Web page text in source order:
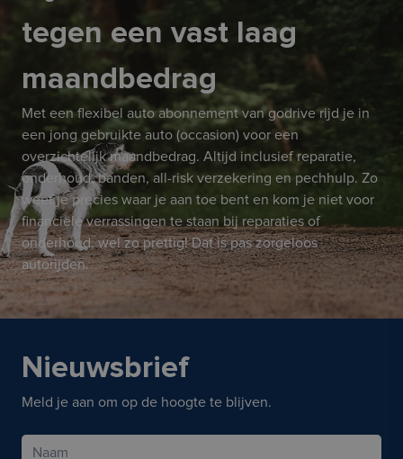
tegen een vast laag
maandbedrag
Met een flexibel auto abonnement van godrive rijd je in
een jong gebruikte auto (occasion) voor een
overzichtelijk maandbedrag. Altijd inclusief reparatie,
onderhoud, banden, all-risk verzekering en pechhulp. Zo
weet je precies waar je aan toe bent en kom je niet voor
financiële verrassingen te staan bij reparaties of
onderhoud, wel zo prettig! Dat is pas zorgeloos
autorijden.
Nieuwsbrief
Meld je aan om op de hoogte te blijven.